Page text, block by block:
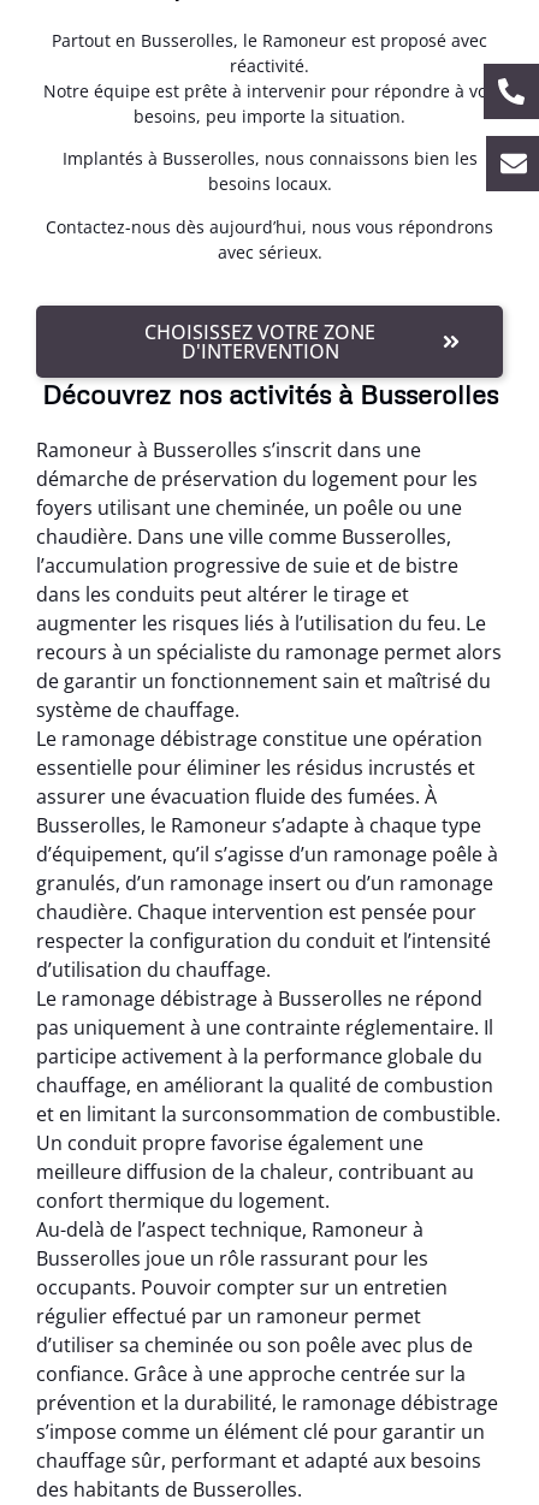
Partout en Busserolles, le Ramoneur est proposé avec
réactivité.
Notre équipe est prête à intervenir pour répondre à vos
besoins, peu importe la situation.
Implantés à Busserolles, nous connaissons bien les
besoins locaux.
Contactez-nous dès aujourd’hui, nous vous répondrons
avec sérieux.
CHOISISSEZ VOTRE ZONE
D'INTERVENTION
Découvrez nos activités à Busserolles
Ramoneur à Busserolles s’inscrit dans une
démarche de préservation du logement pour les
foyers utilisant une cheminée, un poêle ou une
chaudière. Dans une ville comme Busserolles,
l’accumulation progressive de suie et de bistre
dans les conduits peut altérer le tirage et
augmenter les risques liés à l’utilisation du feu. Le
recours à un spécialiste du ramonage permet alors
de garantir un fonctionnement sain et maîtrisé du
système de chauffage.
Le ramonage débistrage constitue une opération
essentielle pour éliminer les résidus incrustés et
assurer une évacuation fluide des fumées. À
Busserolles, le Ramoneur s’adapte à chaque type
d’équipement, qu’il s’agisse d’un ramonage poêle à
granulés, d’un ramonage insert ou d’un ramonage
chaudière. Chaque intervention est pensée pour
respecter la configuration du conduit et l’intensité
d’utilisation du chauffage.
Le ramonage débistrage à Busserolles ne répond
pas uniquement à une contrainte réglementaire. Il
participe activement à la performance globale du
chauffage, en améliorant la qualité de combustion
et en limitant la surconsommation de combustible.
Un conduit propre favorise également une
meilleure diffusion de la chaleur, contribuant au
confort thermique du logement.
Au-delà de l’aspect technique, Ramoneur à
Busserolles joue un rôle rassurant pour les
occupants. Pouvoir compter sur un entretien
régulier effectué par un ramoneur permet
d’utiliser sa cheminée ou son poêle avec plus de
confiance. Grâce à une approche centrée sur la
prévention et la durabilité, le ramonage débistrage
s’impose comme un élément clé pour garantir un
chauffage sûr, performant et adapté aux besoins
des habitants de Busserolles.